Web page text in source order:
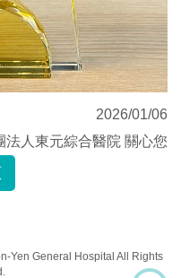
2026/01/06
法人東元綜合醫院 關心您
Yen General Hospital All Rights